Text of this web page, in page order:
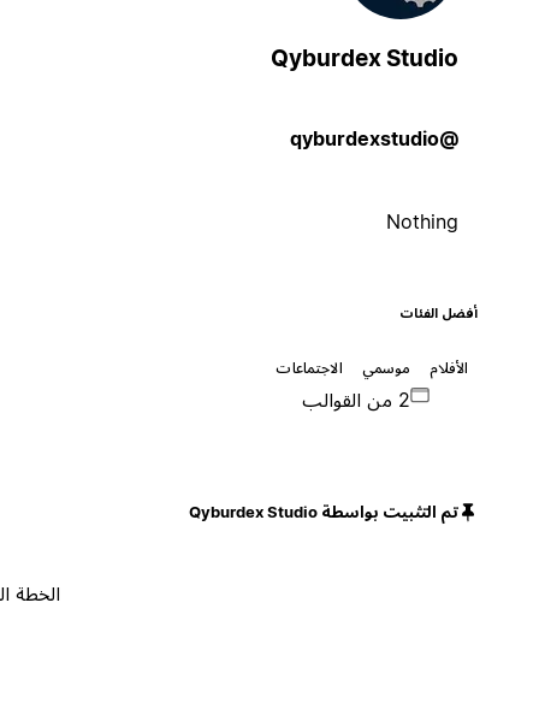
Qyburdex Studio
Nothing
أفضل الفئات
موسمي الاجتماعات
تم التثبيت بواسطة Qyburdex Studio
الخطة المجانية